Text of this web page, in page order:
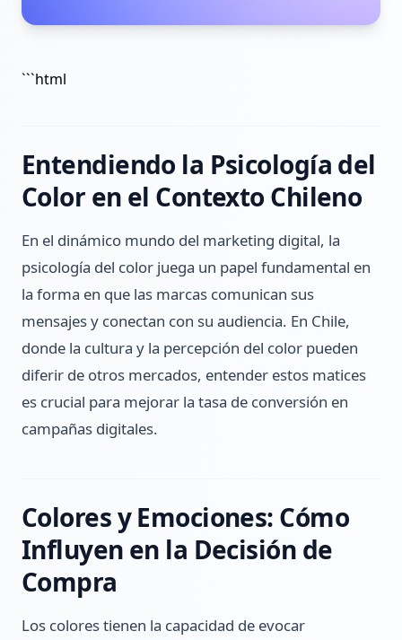
```html
Entendiendo la Psicología del
Color en el Contexto Chileno
En el dinámico mundo del marketing digital, la
psicología del color juega un papel fundamental en
la forma en que las marcas comunican sus
mensajes y conectan con su audiencia. En Chile,
donde la cultura y la percepción del color pueden
diferir de otros mercados, entender estos matices
es crucial para mejorar la tasa de conversión en
campañas digitales.
Colores y Emociones: Cómo
Influyen en la Decisión de
Compra
Los colores tienen la capacidad de evocar